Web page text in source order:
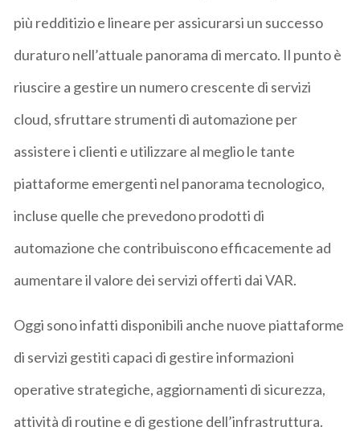
più redditizio e lineare per assicurarsi un successo
duraturo nell’attuale panorama di mercato. Il punto è
riuscire a gestire un numero crescente di servizi
cloud, sfruttare strumenti di automazione per
assistere i clienti e utilizzare al meglio le tante
piattaforme emergenti nel panorama tecnologico,
incluse quelle che prevedono prodotti di
automazione che contribuiscono efficacemente ad
aumentare il valore dei servizi offerti dai VAR.
Oggi sono infatti disponibili anche nuove piattaforme
di servizi gestiti capaci di gestire informazioni
operative strategiche, aggiornamenti di sicurezza,
attività di routine e di gestione dell’infrastruttura.